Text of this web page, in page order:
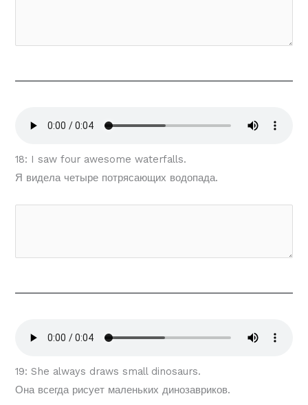
18: I saw four awesome waterfalls.
Я видела четыре потрясающих водопада.
19: She always draws small dinosaurs.
Она всегда рисует маленьких динозавриков.